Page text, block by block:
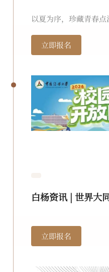
以夏为序，珍藏青春
立即报名
白杨资讯 | 世界大
立即报名